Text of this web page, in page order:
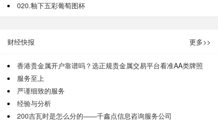
020.釉下五彩葡萄图杯
财经快报 更多>>
香港贵金属开户靠谱吗？选正规贵金属交易平台看准AA类牌照
服务至上
严谨细致的服务
经验与分析
200吉瓦时是怎么分的——千鑫点信息咨询服务公司